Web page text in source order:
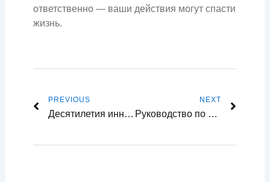
ответственно — ваши действия могут спасти
жизнь.
Prev
PREVIOUS
Десятилетия инноваций в области беспилотных летательных аппаратов: хронология ключевых этапов
NEXT
Руководство по батареям для радиоуправляемых дронов: выберите лучший для вашего FPV, гоночного и любительского дрона